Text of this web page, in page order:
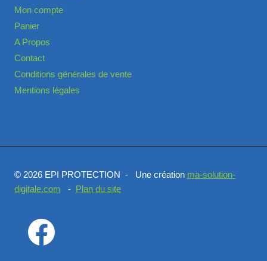
Mon compte
Panier
A Propos
Contact
Conditions générales de vente
Mentions légales
© 2026 EPI PROTECTION - Une création ma-solution-
digitale.com - Plan du site